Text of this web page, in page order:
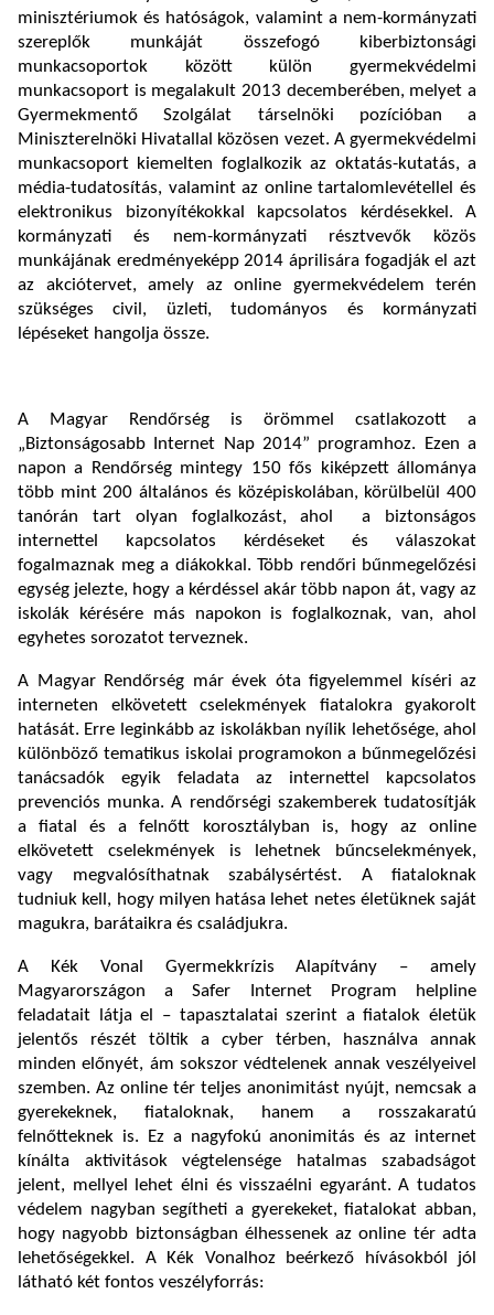
minisztériumok és hatóságok, valamint a nem-kormányzati
szereplők munkáját összefogó kiberbiztonsági
munkacsoportok között külön gyermekvédelmi
munkacsoport is megalakult 2013 decemberében, melyet a
Gyermekmentő Szolgálat társelnöki pozícióban a
Miniszterelnöki Hivatallal közösen vezet. A gyermekvédelmi
munkacsoport kiemelten foglalkozik az oktatás-kutatás, a
média-tudatosítás, valamint az online tartalomlevétellel és
elektronikus bizonyítékokkal kapcsolatos kérdésekkel. A
kormányzati és nem-kormányzati résztvevők közös
munkájának eredményeképp 2014 áprilisára fogadják el azt
az akciótervet, amely az online gyermekvédelem terén
szükséges civil, üzleti, tudományos és kormányzati
lépéseket hangolja össze.
A Magyar Rendőrség is örömmel csatlakozott a
„Biztonságosabb Internet Nap 2014” programhoz. Ezen a
napon a Rendőrség mintegy 150 fős kiképzett állománya
több mint 200 általános és középiskolában, körülbelül 400
tanórán tart olyan foglalkozást, ahol a biztonságos
internettel kapcsolatos kérdéseket és válaszokat
fogalmaznak meg a diákokkal. Több rendőri bűnmegelőzési
egység jelezte, hogy a kérdéssel akár több napon át, vagy az
iskolák kérésére más napokon is foglalkoznak, van, ahol
egyhetes sorozatot terveznek.
A Magyar Rendőrség már évek óta figyelemmel kíséri az
interneten elkövetett cselekmények fiatalokra gyakorolt
hatását. Erre leginkább az iskolákban nyílik lehetősége, ahol
különböző tematikus iskolai programokon a bűnmegelőzési
tanácsadók egyik feladata az internettel kapcsolatos
prevenciós munka. A rendőrségi szakemberek tudatosítják
a fiatal és a felnőtt korosztályban is, hogy az online
elkövetett cselekmények is lehetnek bűncselekmények,
vagy megvalósíthatnak szabálysértést. A fiataloknak
tudniuk kell, hogy milyen hatása lehet netes életüknek saját
magukra, barátaikra és családjukra.
A Kék Vonal Gyermekkrízis Alapítvány – amely
Magyarországon a Safer Internet Program helpline
feladatait látja el – tapasztalatai szerint a fiatalok életük
jelentős részét töltik a cyber térben, használva annak
minden előnyét, ám sokszor védtelenek annak veszélyeivel
szemben. Az online tér teljes anonimitást nyújt, nemcsak a
gyerekeknek, fiataloknak, hanem a rosszakaratú
felnőtteknek is. Ez a nagyfokú anonimitás és az internet
kínálta aktivitások végtelensége hatalmas szabadságot
jelent, mellyel lehet élni és visszaélni egyaránt. A tudatos
védelem nagyban segítheti a gyerekeket, fiatalokat abban,
hogy nagyobb biztonságban élhessenek az online tér adta
lehetőségekkel. A Kék Vonalhoz beérkező hívásokból jól
látható két fontos veszélyforrás: